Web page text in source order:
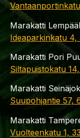
Marakatti
Ideaparkinkatu 4,
Marakatti Pori
Siltapuistokatu
Marakatti
Suupohjantie 57,
Marakatti
Vuolteenkatu 1,